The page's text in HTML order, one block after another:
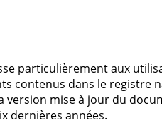
particulièrement aux
contenus dans le
mise à jour du
dernières années.